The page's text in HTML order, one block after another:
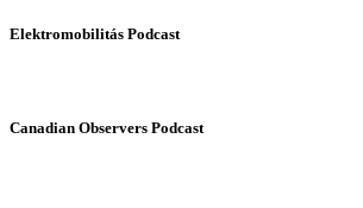
Elektromobilitás Podcast
Canadian Observers Podcast